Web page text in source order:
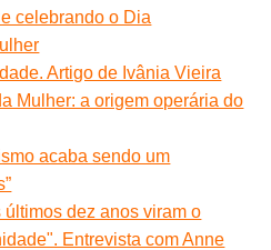
celebrando o Dia
Artigo de Ivânia Vieira
Mulher: a origem operária do
acaba sendo um
últimos dez anos viram o
Entrevista com Anne